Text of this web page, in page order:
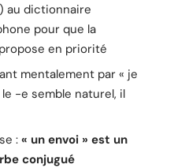
au dictionnaire
pour que la
en priorité
mentalement par « je
le -e semble naturel, il
: « un envoi » est un
conjugué